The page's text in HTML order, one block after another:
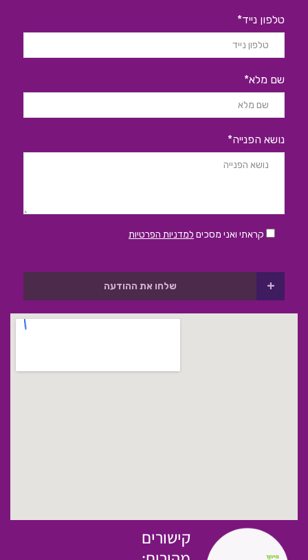
טלפון נייד*
שם מלא*
נושא הפנייה*
קראתי ואני מסכים למדניות הפרטיות
שלחו את ההודעה +
קישורים